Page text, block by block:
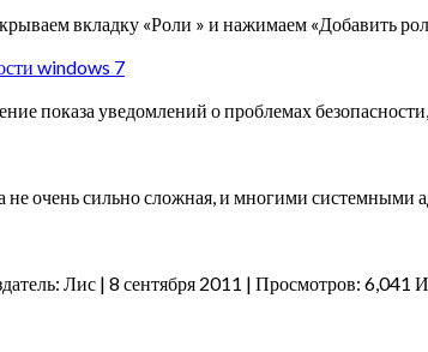
вкладку «Роли » и нажимаем «Добавить
windows 7
показа уведомлений о проблемах
не очень сильно сложная, и многими
Лис | 8 сентября 2011 | Просмотров: 6,041